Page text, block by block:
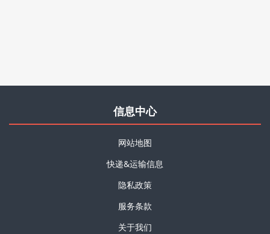
信息中心
网站地图
快递&运输信息
隐私政策
服务条款
关于我们